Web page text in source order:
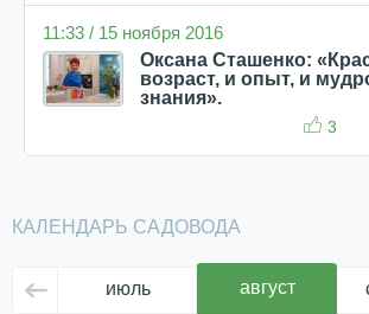
11:33 / 15 ноября 2016
Оксана Сташенко:
возраст, и опыт, и
знания».
3
КАЛЕНДАРЬ САДОВОДА
июль август